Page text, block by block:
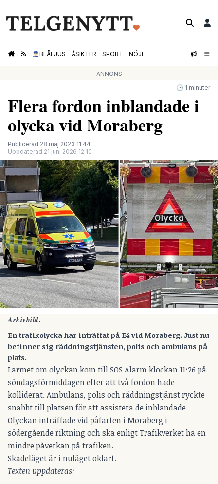
👮🏻‍♂️BLÅLJUS ÅSIKTER SPORT NÖJE
ANNONS
🕝 1 minuter
Flera fordon inblandade i
olycka vid Moraberg
Publicerad 28 maj 2023 11:44
Uppdaterad 21 juni 2026 12:10
Arkivbild.
En trafikolycka har inträffat på E4 vid Moraberg. Just nu
befinner sig räddningstjänsten, polis och ambulans på
plats.
Larmet om olyckan kom till SOS Alarm klockan 11:26 på
söndagsförmiddagen efter att två fordon hade
kolliderat. Ambulans, polis och räddningstjänst ryckte
snabbt till platsen för att assistera de inblandade.
Olyckan inträffade vid påfarten i Moraberg i
södergående riktning och ska enligt Trafikverket ha en
mindre påverkan på trafiken.
Skadeläget är i nuläget oklart.
Texten uppdateras: